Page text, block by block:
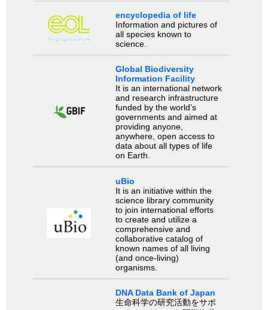
encyclopedia of life
Information and pictures of
all species known to
science.
Global Biodiversity
Information Facility
It is an international network
and research infrastructure
funded by the world’s
governments and aimed at
providing anyone,
anywhere, open access to
data about all types of life
on Earth.
uBio
It is an initiative within the
science library community
to join international efforts
to create and utilize a
comprehensive and
collaborative catalog of
known names of all living
(and once-living)
organisms.
DNA Data Bank of Japan
生命科学の研究活動をサポ